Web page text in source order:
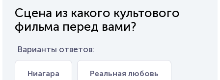
Сцена из какого культового
фильма перед вами?
Варианты ответов:
Ниагара Реальная любовь